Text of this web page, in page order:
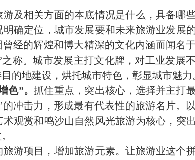
游及相关方面的本底情况是什么，具备哪
确定位，城市发展要和未来旅游业发展
经的辉煌和博大精深的文化内涵而闻名
称。城市发展主打文化牌，对工业发展
的地建设，烘托城市特色，彰显城市魅力
色”。抓住重点，突出核心，选择并主打
冲击力，形成最有代表性的旅游名片。
观赏和鸣沙山自然风光旅游为核心，突
旅游项目，增加旅游元素。让旅游业这个